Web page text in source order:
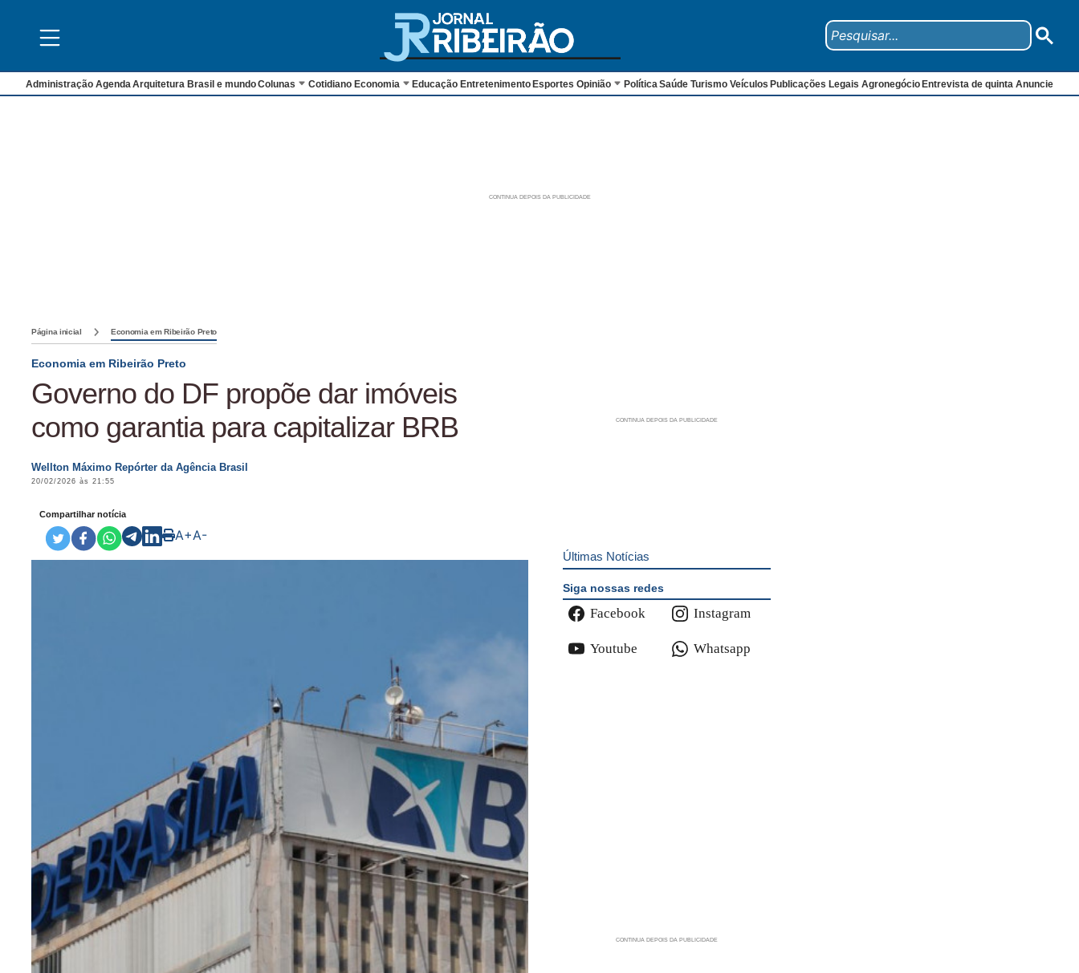
Administração AgendaArquitetura Brasil e mundoColunas Cotidiano Economia Educação Entretenimento Esportes Opinião PolíticaSaúde Turismo Veículos Publicações Legais Agronegócio Entrevista de quinta Anuncie
Página inicial Economia em Ribeirão Preto
Economia em Ribeirão Preto
Governo do DF propõe dar imóveis
como garantia para capitalizar BRB
Wellton Máximo Repórter da Agência Brasil
20/02/2026 às 21:55
Compartilhar notícia
A+A-
Últimas Notícias
Siga nossas redes
Facebook Instagram
Youtube Whatsapp